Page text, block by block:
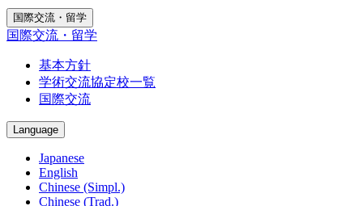
国際交流・留学
国際交流・留学
基本方針
学術交流協定校一覧
国際交流
Language
Japanese
English
Chinese (Simpl.)
Chinese (Trad.)